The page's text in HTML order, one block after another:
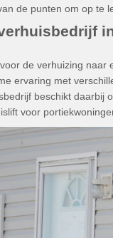
de punten om op te
de verhuizing
ervaring met
beschikt daarbij
voor